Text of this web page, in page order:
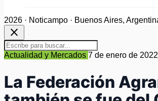
2026 · Noticampo · Buenos Aires,
close
Actualidad y Mercados 7 de enero de 2022
La Federación